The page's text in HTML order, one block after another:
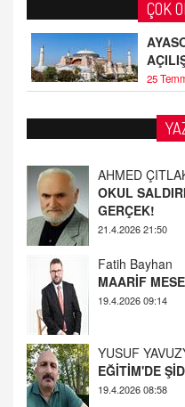
ÇOK
25
AHMED
OKUL
21.4.2026 21:50
Fatih Bayhan
MAARİF
YUSUF